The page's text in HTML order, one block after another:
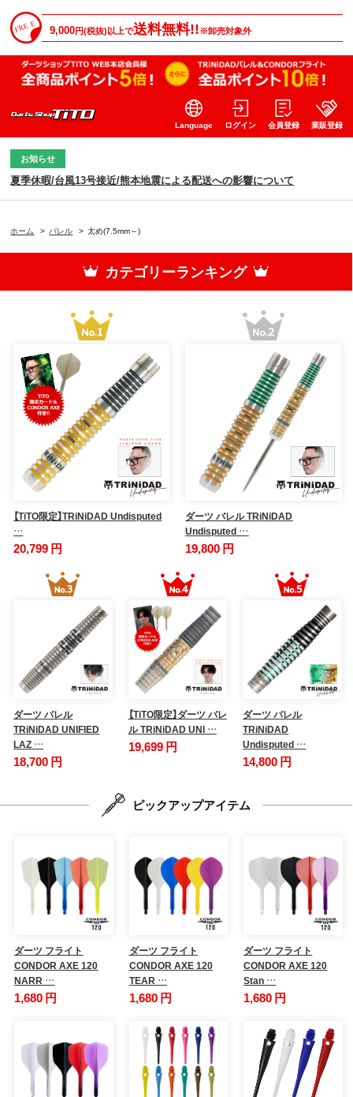
9,000円(税抜)以上で送料無料!!※卸売対象外
Language ログイン 会員登録 業販登録
お知らせ
夏季休暇/台風13号接近/熊本地震による配送への影響について
ホーム > バレル > 太め(7.5mm～)
カテゴリーランキング
【TiTO限定】TRiNiDAD Undisputed
…
20,799 円
ダーツ バレル TRiNiDAD
Undisputed …
19,800 円
ダーツ バレル
TRiNiDAD UNIFIED
LAZ …
18,700 円
【TiTO限定】ダーツ バレ
ル TRiNiDAD UNI …
19,699 円
ダーツ バレル
TRiNiDAD
Undisputed …
14,800 円
ピックアップアイテム
ダーツ フライト
CONDOR AXE 120
NARR …
1,680 円
ダーツ フライト
CONDOR AXE 120
TEAR …
1,680 円
ダーツ フライト
CONDOR AXE 120
Stan …
1,680 円